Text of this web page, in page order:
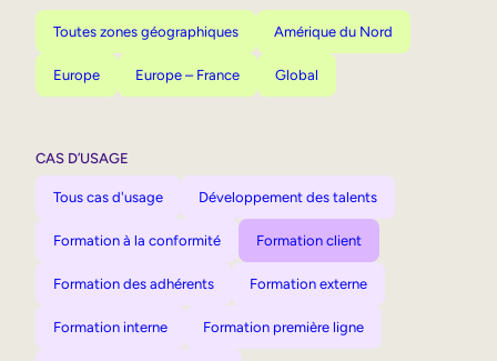
Toutes zones géographiques Amérique du Nord
Europe Europe – France Global
CAS D’USAGE
Tous cas d'usage Développement des talents
Formation à la conformité Formation client
Formation des adhérents Formation externe
Formation interne Formation première ligne